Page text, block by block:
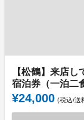
【松鶴】来店
宿泊券（一泊二
¥24,000 (税込/送